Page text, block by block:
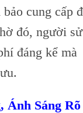
cung cấp
đó, người sử
đáng kể mà
Ánh Sáng Rõ